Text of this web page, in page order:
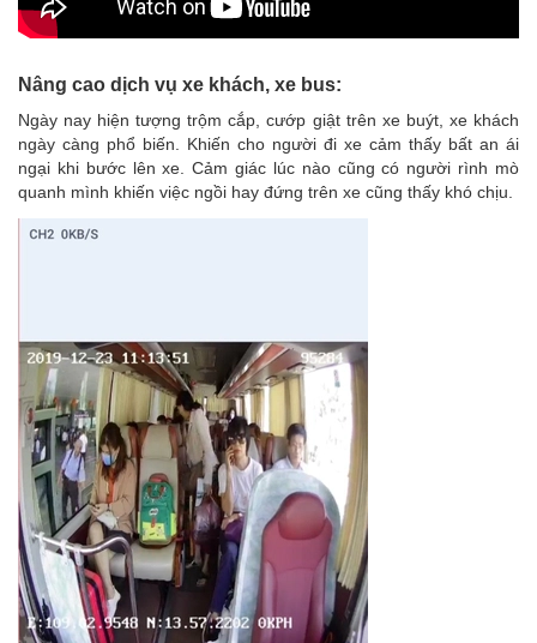
Nâng cao dịch vụ xe khách, xe bus:
Ngày nay hiện tượng trộm cắp, cướp giật trên xe buýt, xe khách
ngày càng phổ biến. Khiến cho người đi xe cảm thấy bất an ái
ngại khi bước lên xe. Cảm giác lúc nào cũng có người rình mò
quanh mình khiến việc ngồi hay đứng trên xe cũng thấy khó chịu.